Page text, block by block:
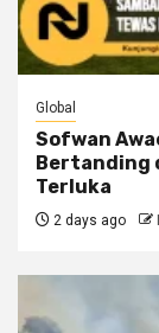
Global
Sofwan
Bertanding
Terluka
2 days ago